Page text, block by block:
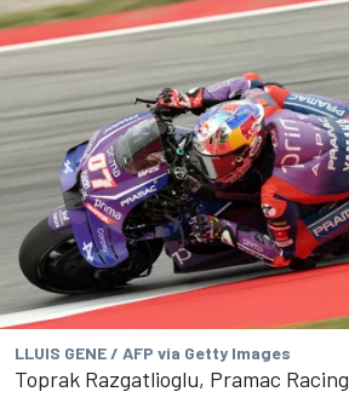
LLUIS GENE / AFP via Getty Images
Toprak Razgatlioglu, Pramac Racing